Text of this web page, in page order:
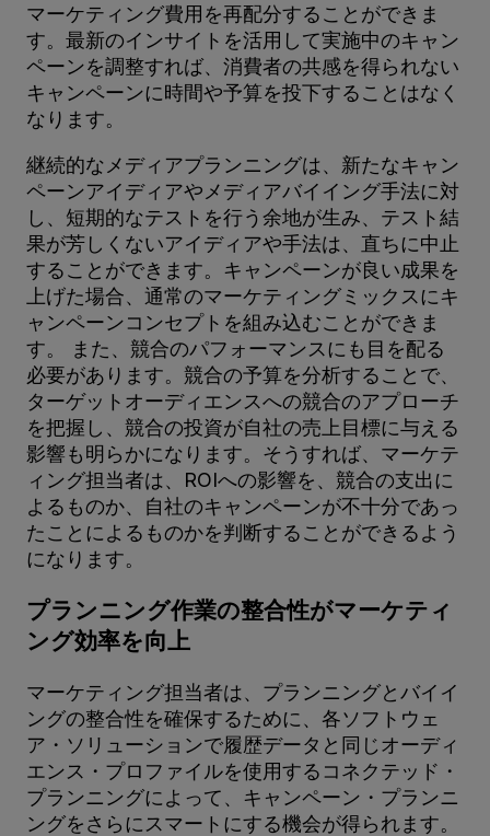
マーケティング費用を再配分することができま
す。最新のインサイトを活用して実施中のキャン
ペーンを調整すれば、消費者の共感を得られない
キャンペーンに時間や予算を投下することはなく
なります。
継続的なメディアプランニングは、新たなキャン
ペーンアイディアやメディアバイイング手法に対
し、短期的なテストを行う余地が生み、テスト結
果が芳しくないアイディアや手法は、直ちに中止
することができます。キャンペーンが良い成果を
上げた場合、通常のマーケティングミックスにキ
ャンペーンコンセプトを組み込むことができま
す。 また、競合のパフォーマンスにも目を配る
必要があります。競合の予算を分析することで、
ターゲットオーディエンスへの競合のアプローチ
を把握し、競合の投資が自社の売上目標に与える
影響も明らかになります。そうすれば、マーケテ
ィング担当者は、ROIへの影響を、競合の支出に
よるものか、自社のキャンペーンが不十分であっ
たことによるものかを判断することができるよう
になります。
プランニング作業の整合性がマーケティ
ング効率を向上
マーケティング担当者は、プランニングとバイイ
ングの整合性を確保するために、各ソフトウェ
ア・ソリューションで履歴データと同じオーディ
エンス・プロファイルを使用するコネクテッド・
プランニングによって、キャンペーン・プランニ
ングをさらにスマートにする機会が得られます。